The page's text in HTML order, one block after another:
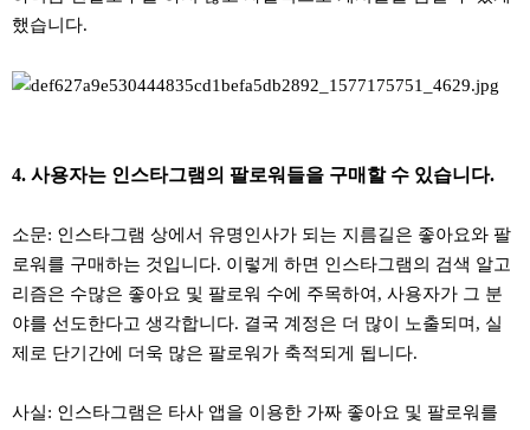
했습니다.
4. 사용자는 인스타그램의 팔로워들을 구매할 수 있습니다.
소문: 인스타그램 상에서 유명인사가 되는 지름길은 좋아요와 팔
로워를 구매하는 것입니다. 이렇게 하면 인스타그램의 검색 알고
리즘은 수많은 좋아요 및 팔로워 수에 주목하여, 사용자가 그 분
야를 선도한다고 생각합니다. 결국 계정은 더 많이 노출되며, 실
제로 단기간에 더욱 많은 팔로워가 축적되게 됩니다.
사실: 인스타그램은 타사 앱을 이용한 가짜 좋아요 및 팔로워를